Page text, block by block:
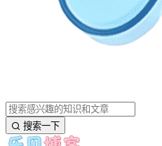
搜索一下